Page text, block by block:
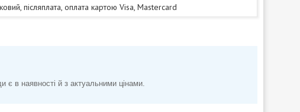
післяплата, оплата картою Visa, Mastercard
є в наявності й з актуальними цінами.